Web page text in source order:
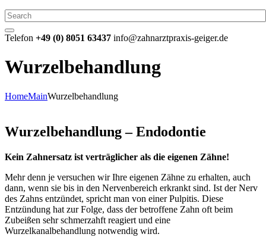
Telefon +49 (0) 8051 63437 info@zahnarztpraxis-geiger.de
Wurzelbehandlung
HomeMainWurzelbehandlung
Wurzelbehandlung – Endodontie
Kein Zahnersatz ist verträglicher als die eigenen Zähne!
Mehr denn je versuchen wir Ihre eigenen Zähne zu erhalten, auch
dann, wenn sie bis in den Nervenbereich erkrankt sind. Ist der Nerv
des Zahns entzündet, spricht man von einer Pulpitis. Diese
Entzündung hat zur Folge, dass der betroffene Zahn oft beim
Zubeißen sehr schmerzahft reagiert und eine
Wurzelkanalbehandlung notwendig wird.